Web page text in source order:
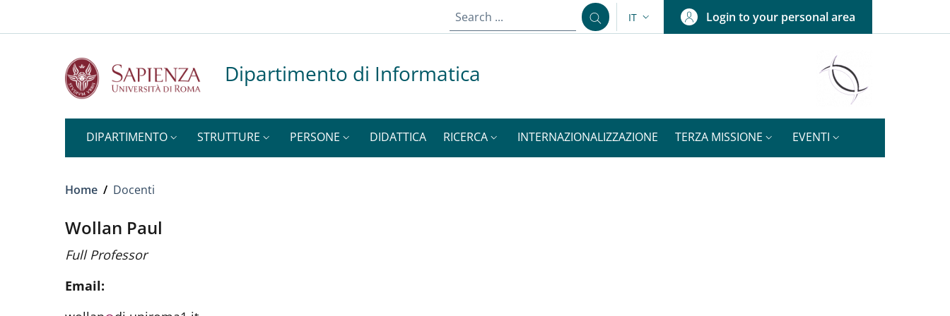
SELETTORE LINGUA: CURRENT LANGUAGE
IT Login to your personal area
Dipartimento di Informatica
DIPARTIMENTO STRUTTURE PERSONE DIDATTICA RICERCA INTERNAZIONALIZZAZIONE TERZA MISSIONE EVENTI
Briciole di pane
Home / Docenti
Wollan Paul
Full Professor
Email: